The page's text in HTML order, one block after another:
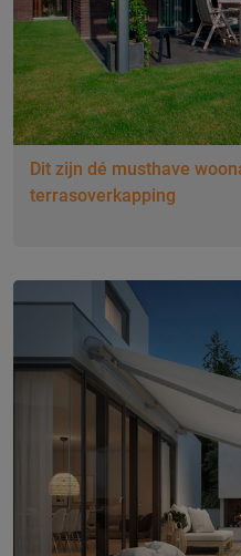
Wat je moet weten over
Kies het perfecte screen
Dit zijn dé musthave
terrasoverkapping